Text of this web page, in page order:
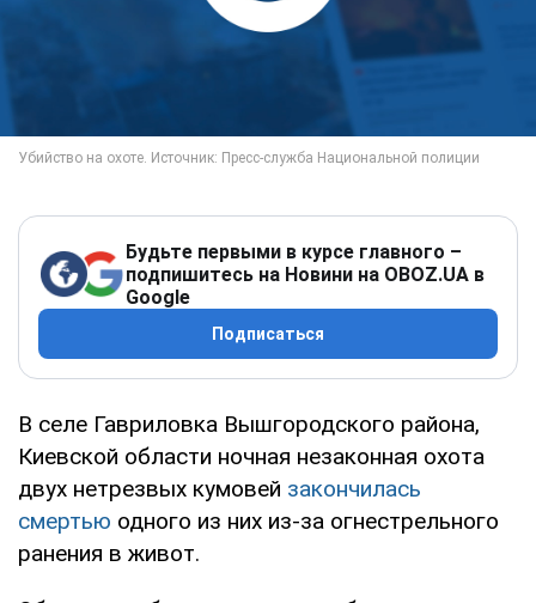
Будьте первыми в курсе главного –
подпишитесь на Новини на OBOZ.UA в
Google
Подписаться
В селе Гавриловка Вышгородского района,
Киевской области ночная незаконная охота
двух нетрезвых кумовей закончилась
смертью одного из них из-за огнестрельного
ранения в живот.